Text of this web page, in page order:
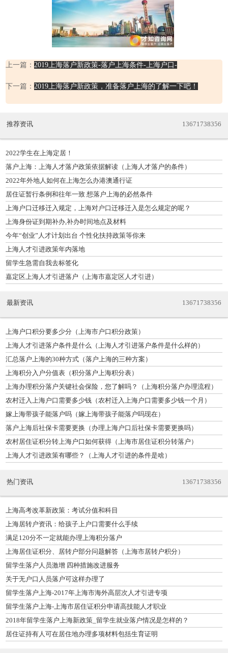
上一篇： 2019上海落户新政策-落户上海条件-上海户口-
下一篇： 2019上海落户新政策，准备落户上海的了解一下吧！
推荐资讯 13671738356
2022学生在上海定居！
落户上海：上海人才落户政策依据解读（上海人才落户的条件）
2022年外地人如何在上海怎么办港澳通行证
居住证暂行条例和往年一致 想落户上海的必然条件
上海户口迁移迁入规定，上海对户口迁移迁入是怎么规定的呢？
上海身份证到期补办,补办时间地点及材料
今年“创业”人才计划出台 个性化扶持政策等你来
上海人才引进政策年内落地
留学生急需自我去标签化
嘉定区上海人才引进落户（上海市嘉定区人才引进）
最新资讯 13671738356
上海户口积分要多少分（上海市户口积分政策）
上海人才引进落户条件是什么（上海人才引进落户条件是什么样的）
汇总落户上海的30种方式（落户上海的三种方案）
上海积分入户分值表（积分落户上海积分表）
上海办理积分落户关键社会保险，您了解吗？（上海积分落户办理流程）
农村迁入上海户口需要多少钱（农村迁入上海户口需要多少钱一个月）
嫁上海带孩子能落户吗（嫁上海带孩子能落户吗现在）
落户上海后社保卡需要更换（办理上海户口后社保卡需要更换吗）
农村居住证积分转上海户口如何获得（上海市居住证积分转落户）
上海人才引进政策有哪些？（上海人才引进的条件是啥）
热门资讯 13671738356
上海高考改革新政策：考试分值和科目
上海居转户资讯：给孩子上户口需要什么手续
满足120分不一定就能办理上海积分落户
上海居住证积分、居转户部分问题解答（上海市居转户积分）
留学生落户人员激增 四种措施改进服务
关于无户口人员落户可这样办理了
留学生落户上海-2017年上海市海外高层次人才引进专项
留学生落户上海-上海市居住证积分申请高技能人才职业
2018年留学生落户上海新政策_留学生就业落户情况是怎样的？
居住证持有人可在居住地办理多项材料包括生育证明